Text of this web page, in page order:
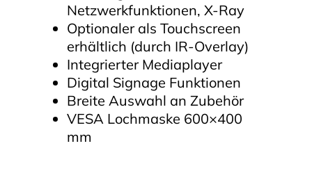
Netzwerkfunktionen, X-Ray
Optionaler als Touchscreen
erhältlich (durch IR-Overlay)
Integrierter Mediaplayer
Digital Signage Funktionen
Breite Auswahl an Zubehör
VESA Lochmaske 600×400
mm